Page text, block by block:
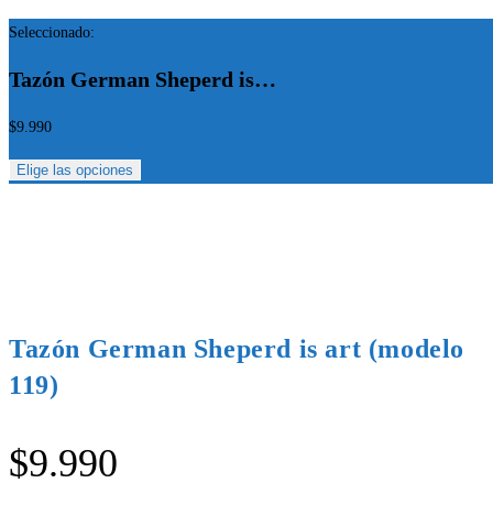
Seleccionado:
Tazón German Sheperd is…
$9.990
Elige las opciones
Tazón German Sheperd is art (modelo
119)
$9.990